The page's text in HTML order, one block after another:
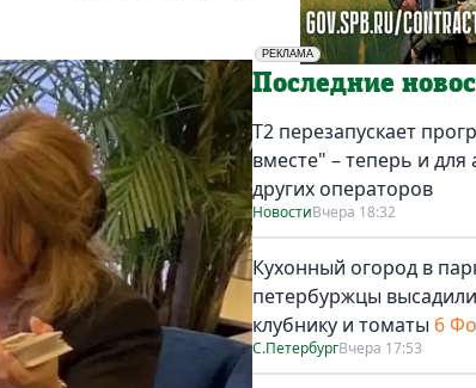
РЕКЛАМА
Социальная реклама
Последние
Т2 перезапускает
вместе" – теперь и для
других операторов
НовостиВчера 18:32
Кухонный огород в
петербуржцы
клубнику и томаты 6
С.ПетербургВчера 17:53